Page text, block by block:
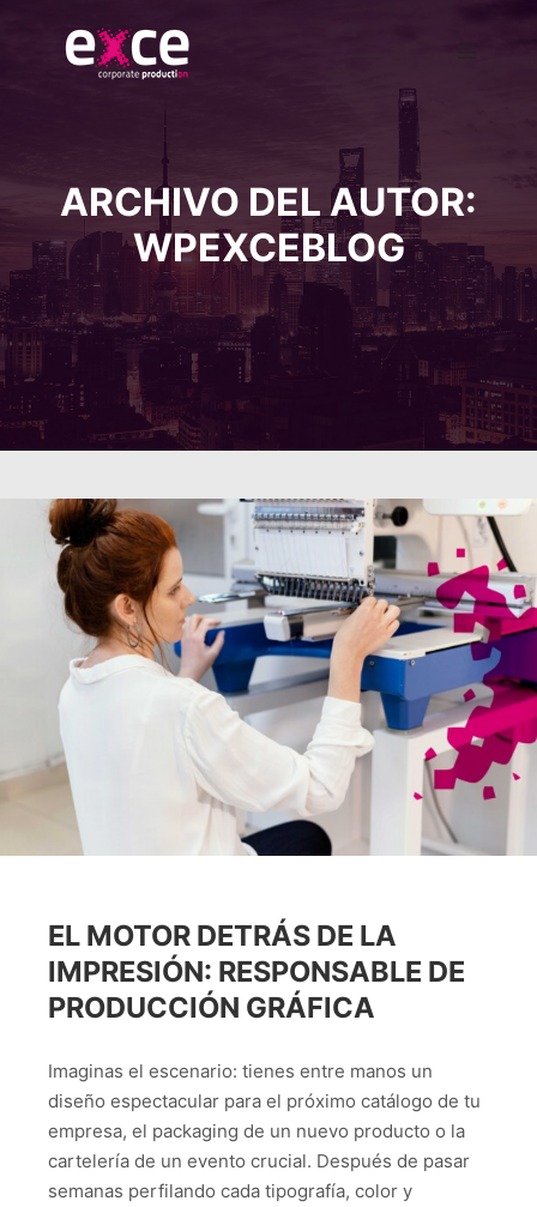
ARCHIVO DEL AUTOR:
WPEXCEBLOG
EL MOTOR DETRÁS DE LA
IMPRESIÓN: RESPONSABLE DE
PRODUCCIÓN GRÁFICA
Imaginas el escenario: tienes entre manos un
diseño espectacular para el próximo catálogo de tu
empresa, el packaging de un nuevo producto o la
cartelería de un evento crucial. Después de pasar
semanas perfilando cada tipografía, color y